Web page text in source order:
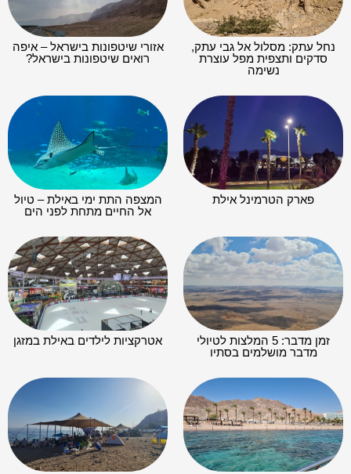
נחל עתק: מסלול אל גבי עתק,
סדקים ותצפית מפל עוצרת
נשימה
אזורי שיטפונות בישראל – איפה
רואים שיטפונות בישראל?
פארק הטרמינל אילת
המצפה התת ימי באילת – טיול
אל החיים מתחת לפני הים
זמן מדבר: 5 המלצות לטיולי
מדבר מושלמים בסתיו
אטרקציות לילדים באילת במזגן